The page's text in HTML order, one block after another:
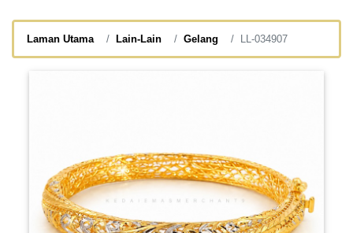
Laman Utama Lain-Lain Gelang LL-034907